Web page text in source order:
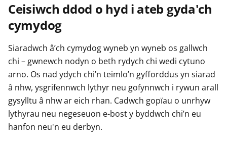
Ceisiwch ddod o hyd i ateb gyda'ch
cymydog
Siaradwch â’ch cymydog wyneb yn wyneb os gallwch
chi – gwnewch nodyn o beth rydych chi wedi cytuno
arno. Os nad ydych chi’n teimlo’n gyfforddus yn siarad
â nhw, ysgrifennwch lythyr neu gofynnwch i rywun arall
gysylltu â nhw ar eich rhan. Cadwch gopïau o unrhyw
lythyrau neu negeseuon e-bost y byddwch chi’n eu
hanfon neu'n eu derbyn.